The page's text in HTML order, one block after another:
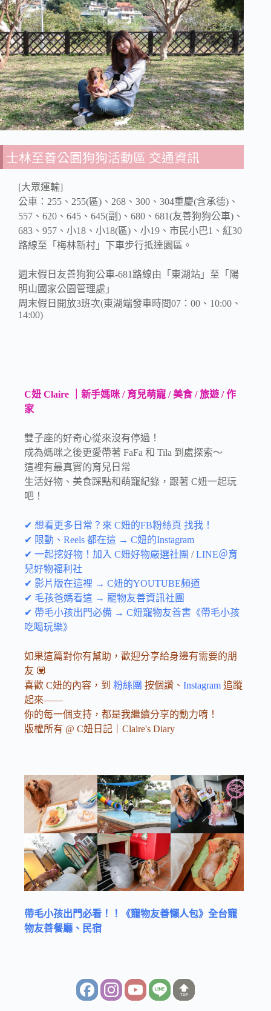
士林至善公園狗狗活動區 交通資訊
[大眾運輸]
公車：255、255(區)、268、300、304重慶(含承德)、
557、620、645、645(副)、680、681(友善狗狗公車)、
683、957、小18、小18(區)、小19、市民小巴1、紅30
路線至「梅林新村」下車步行抵達園區。
週末假日友善狗狗公車-681路線由「東湖站」至「陽
明山國家公園管理處」
周末假日開放3班次(東湖端發車時間07：00、10:00、
14:00)
C妞 Claire ｜新手媽咪 / 育兒萌寵 / 美食 / 旅遊 / 作
家
雙子座的好奇心從來沒有停過！
成為媽咪之後更愛帶著 FaFa 和 Tila 到處探索～
這裡有最真實的育兒日常
生活好物、美食踩點和萌寵紀錄，跟著 C妞一起玩
吧！
✔ 想看更多日常？來 C妞的FB粉絲頁 找我！
✔ 限動、Reels 都在這 → C妞的Instagram
✔ 一起挖好物！加入 C妞好物嚴選社團 /LINE＠育
兒好物福利社
✔ 影片版在這裡 → C妞的YOUTUBE頻道
✔ 毛孩爸媽看這 → 寵物友善資訊社團
✔ 帶毛小孩出門必備 → C妞寵物友善書《帶毛小孩
吃喝玩樂》
如果這篇對你有幫助，歡迎分享給身邊有需要的朋
友 💟
喜歡 C妞的內容，到 粉絲團 按個讚、 Instagram 追蹤
起來——
你的每一個支持，都是我繼續分享的動力唷！
版權所有 @ C妞日記｜Claire's Diary
帶毛小孩出門必看！！《寵物友善懶人包》全台寵
物友善餐廳、民宿
TOP